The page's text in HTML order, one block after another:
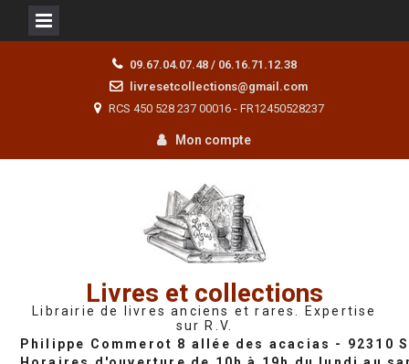
09.67.04.07.48 / 06.16.71.12.38
livresetcollections@gmail.com
RCS 450 528 237 00016 - FR12450528237
Mon compte
Livres et collections
Librairie de livres anciens et rares. Expertise
sur R.V.